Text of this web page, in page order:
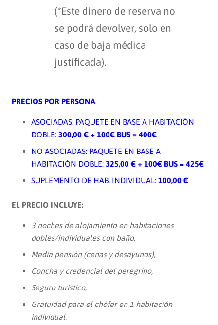
(*Este dinero de reserva no
se podrá devolver, solo en
caso de baja médica
justificada).
PRECIOS POR PERSONA
ASOCIADAS: PAQUETE EN BASE A HABITACIÓN
DOBLE: 300,00 € + 100€ BUS = 400€
NO ASOCIADAS: PAQUETE EN BASE A
HABITACIÓN DOBLE: 325,00 € + 100€ BUS = 425€
SUPLEMENTO DE HAB. INDIVIDUAL: 100,00 €
EL PRECIO INCLUYE:
3 noches de alojamiento en habitaciones
dobles/individuales con baño,
Media pensión (cenas y desayunos),
Concha y credencial del peregrino,
Seguro turístico,
Gratuidad para el chófer en 1 habitación
individual.